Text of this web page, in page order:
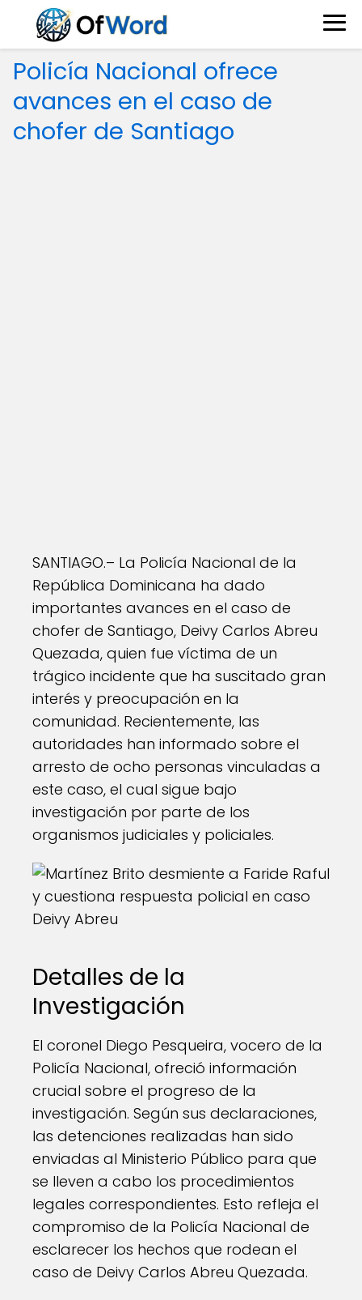
Policía Nacional ofrece
avances en el caso de
chofer de Santiago
SANTIAGO.– La Policía Nacional de la
República Dominicana ha dado
importantes avances en el caso de
chofer de Santiago, Deivy Carlos Abreu
Quezada, quien fue víctima de un
trágico incidente que ha suscitado gran
interés y preocupación en la
comunidad. Recientemente, las
autoridades han informado sobre el
arresto de ocho personas vinculadas a
este caso, el cual sigue bajo
investigación por parte de los
organismos judiciales y policiales.
Detalles de la
Investigación
El coronel Diego Pesqueira, vocero de la
Policía Nacional, ofreció información
crucial sobre el progreso de la
investigación. Según sus declaraciones,
las detenciones realizadas han sido
enviadas al Ministerio Público para que
se lleven a cabo los procedimientos
legales correspondientes. Esto refleja el
compromiso de la Policía Nacional de
esclarecer los hechos que rodean el
caso de Deivy Carlos Abreu Quezada.